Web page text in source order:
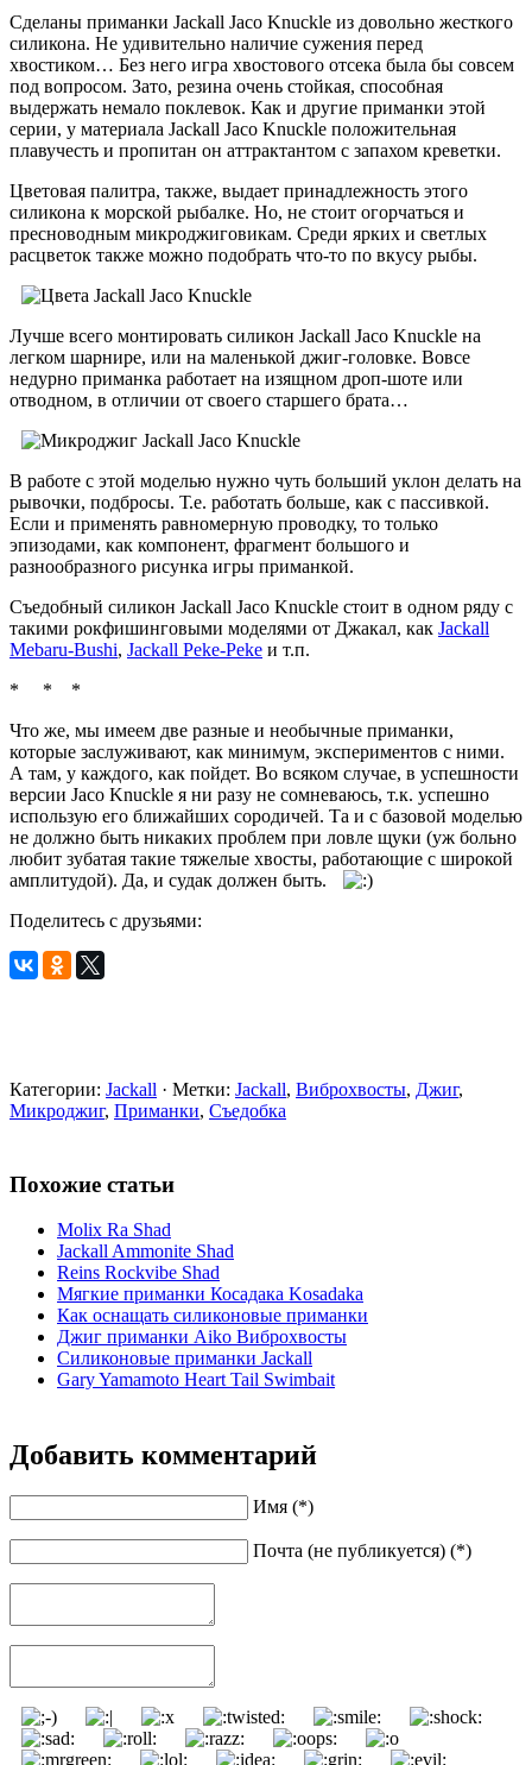
Сделаны приманки Jackall Jaco Knuckle из довольно жесткого
силикона. Не удивительно наличие сужения перед
хвостиком… Без него игра хвостового отсека была бы совсем
под вопросом. Зато, резина очень стойкая, способная
выдержать немало поклевок. Как и другие приманки этой
серии, у материала Jackall Jaco Knuckle положительная
плавучесть и пропитан он аттрактантом с запахом креветки.
Цветовая палитра, также, выдает принадлежность этого
силикона к морской рыбалке. Но, не стоит огорчаться и
пресноводным микроджиговикам. Среди ярких и светлых
расцветок также можно подобрать что-то по вкусу рыбы.
Лучше всего монтировать силикон Jackall Jaco Knuckle на
легком шарнире, или на маленькой джиг-головке. Вовсе
недурно приманка работает на изящном дроп-шоте или
отводном, в отличии от своего старшего брата…
В работе с этой моделью нужно чуть больший уклон делать на
рывочки, подбросы. Т.е. работать больше, как с пассивкой.
Если и применять равномерную проводку, то только
эпизодами, как компонент, фрагмент большого и
разнообразного рисунка игры приманкой.
Съедобный силикон Jackall Jaco Knuckle стоит в одном ряду с
такими рокфишинговыми моделями от Джакал, как Jackall
Mebaru-Bushi, Jackall Peke-Peke и т.п.
* * *
Что же, мы имеем две разные и необычные приманки,
которые заслуживают, как минимум, экспериментов с ними.
А там, у каждого, как пойдет. Во всяком случае, в успешности
версии Jaco Knuckle я ни разу не сомневаюсь, т.к. успешно
использую его ближайших сородичей. Та и с базовой моделью
не должно быть никаких проблем при ловле щуки (уж больно
любит зубатая такие тяжелые хвосты, работающие с широкой
амплитудой). Да, и судак должен быть.
Поделитесь с друзьями:
Категории: Jackall · Метки: Jackall, Виброхвосты, Джиг,
Микроджиг, Приманки, Съедобка
Похожие статьи
Molix Ra Shad
Jackall Ammonite Shad
Reins Rockvibe Shad
Мягкие приманки Косадака Kosadaka
Как оснащать силиконовые приманки
Джиг приманки Aiko Виброхвосты
Силиконовые приманки Jackall
Gary Yamamoto Heart Tail Swimbait
Добавить комментарий
Имя (*)
Почта (не публикуется) (*)